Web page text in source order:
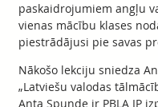
paskaidrojumiem angļu
vienas mācību klases
piestrādājusi pie savas
Nākošo lekciju sniedza
„Latviešu valodas
Anta Spunde ir PBLA IP